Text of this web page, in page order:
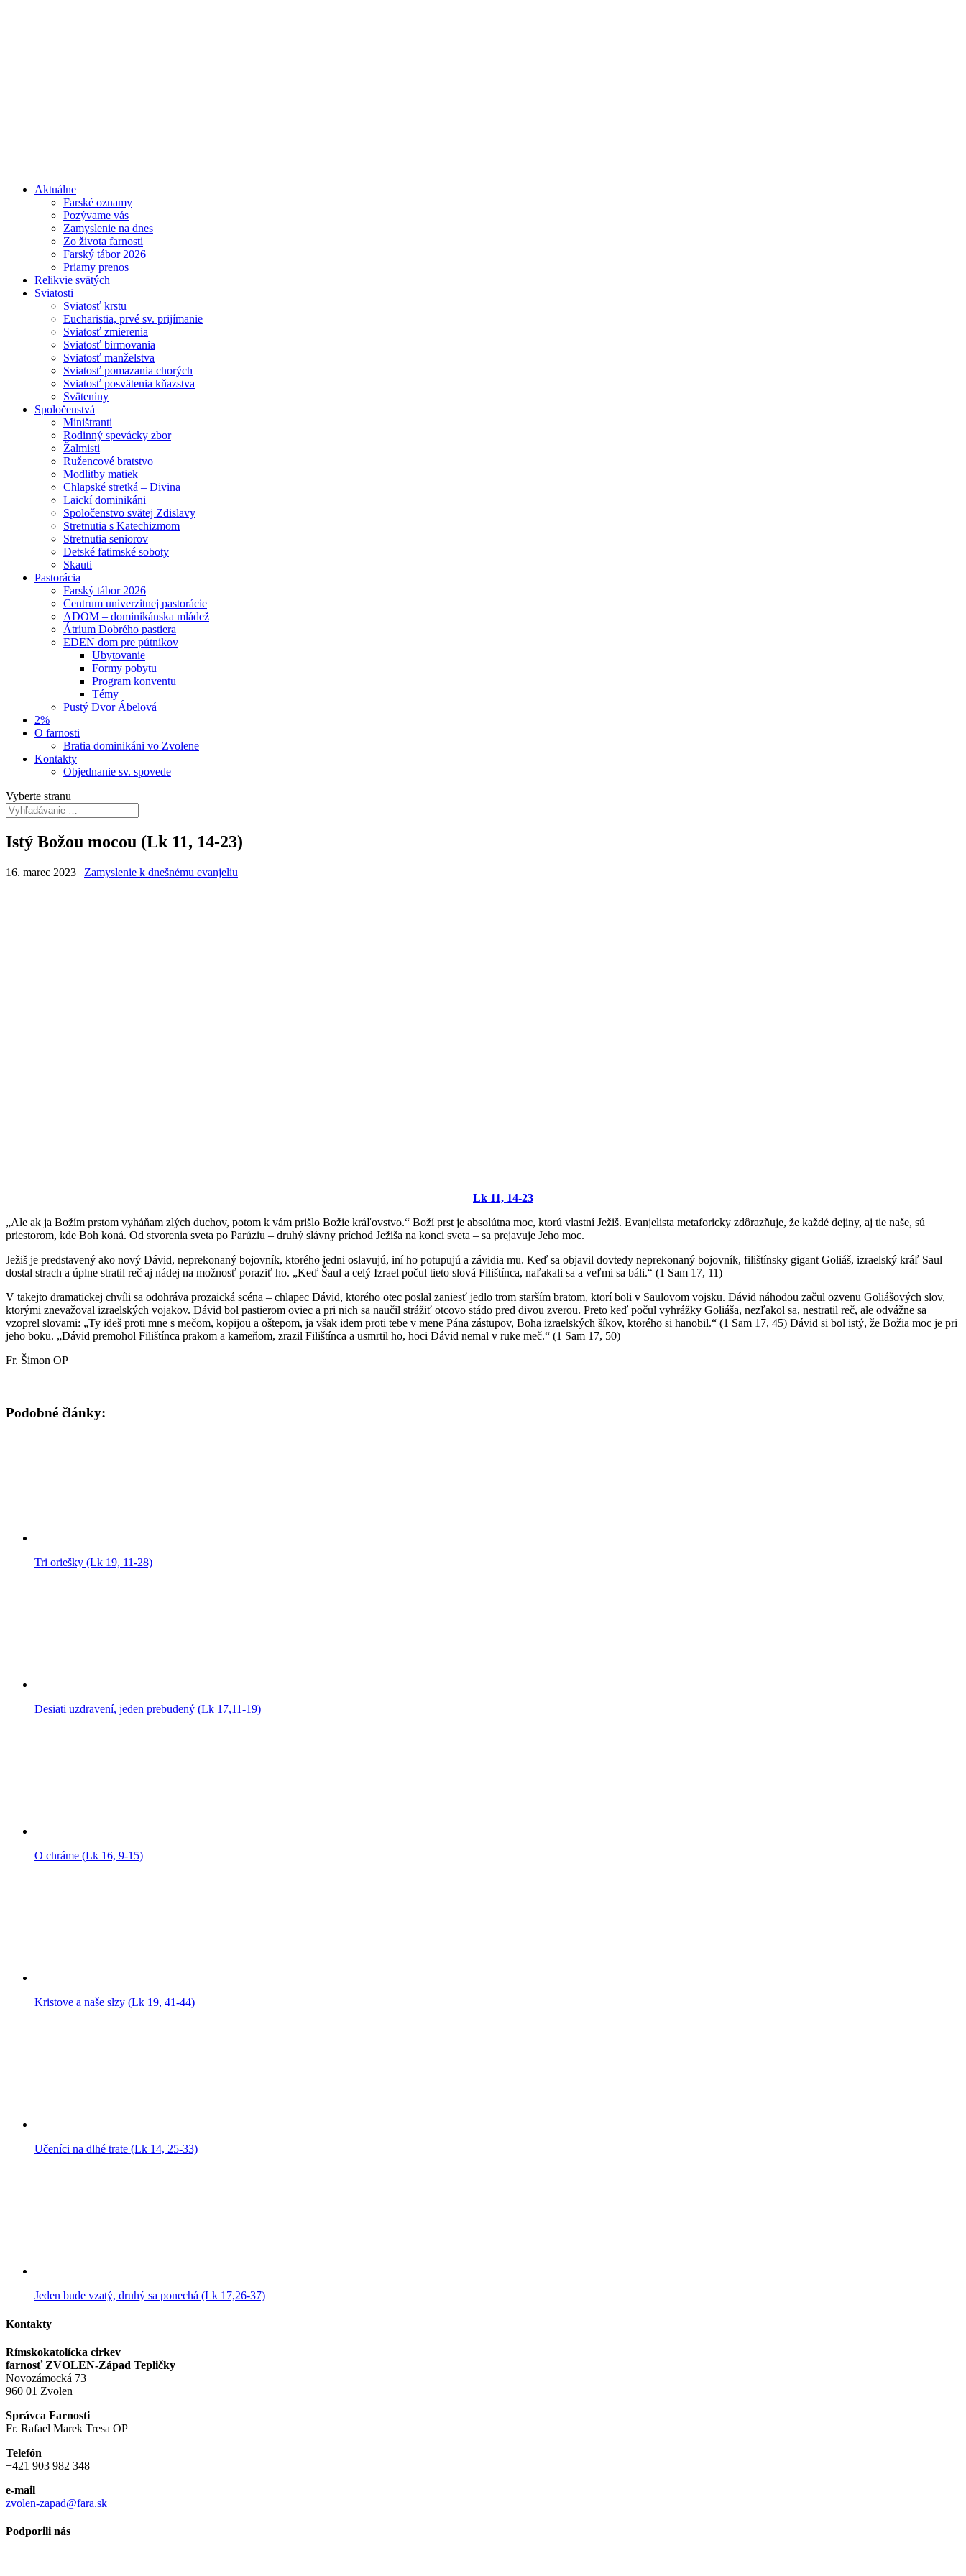
Aktuálne
Farské oznamy
Pozývame vás
Zamyslenie na dnes
Zo života farnosti
Farský tábor 2026
Priamy prenos
Relikvie svätých
Sviatosti
Sviatosť krstu
Eucharistia, prvé sv. prijímanie
Sviatosť zmierenia
Sviatosť birmovania
Sviatosť manželstva
Sviatosť pomazania chorých
Sviatosť posvätenia kňazstva
Sväteniny
Spoločenstvá
Miništranti
Rodinný spevácky zbor
Žalmisti
Ružencové bratstvo
Modlitby matiek
Chlapské stretká – Divina
Laickí dominikáni
Spoločenstvo svätej Zdislavy
Stretnutia s Katechizmom
Stretnutia seniorov
Detské fatimské soboty
Skauti
Pastorácia
Farský tábor 2026
Centrum univerzitnej pastorácie
ADOM – dominikánska mládež
Átrium Dobrého pastiera
EDEN dom pre pútnikov
Ubytovanie
Formy pobytu
Program konventu
Témy
Pustý Dvor Ábelová
2%
O farnosti
Bratia dominikáni vo Zvolene
Kontakty
Objednanie sv. spovede
Vyberte stranu
Istý Božou mocou (Lk 11, 14-23)
16. marec 2023 | Zamyslenie k dnešnému evanjeliu
Lk 11, 14-23
„Ale ak ja Božím prstom vyháňam zlých duchov, potom k vám prišlo Božie kráľovstvo.“ Boží prst je absolútna moc, ktorú vlastní Ježiš. Evanjelista metaforicky zdôrazňuje, že každé dejiny, aj tie naše, sú
priestorom, kde Boh koná. Od stvorenia sveta po Parúziu – druhý slávny príchod Ježiša na konci sveta – sa prejavuje Jeho moc.
Ježiš je predstavený ako nový Dávid, neprekonaný bojovník, ktorého jedni oslavujú, iní ho potupujú a závidia mu. Keď sa objavil dovtedy neprekonaný bojovník, filištínsky gigant Goliáš, izraelský kráľ Saul
dostal strach a úplne stratil reč aj nádej na možnosť poraziť ho. „Keď Šaul a celý Izrael počul tieto slová Filištínca, naľakali sa a veľmi sa báli.“ (1 Sam 17, 11)
V takejto dramatickej chvíli sa odohráva prozaická scéna – chlapec Dávid, ktorého otec poslal zaniesť jedlo trom starším bratom, ktorí boli v Saulovom vojsku. Dávid náhodou začul ozvenu Goliášových slov,
ktorými znevažoval izraelských vojakov. Dávid bol pastierom oviec a pri nich sa naučil strážiť otcovo stádo pred divou zverou. Preto keď počul vyhrážky Goliáša, nezľakol sa, nestratil reč, ale odvážne sa
vzoprel slovami: „Ty ideš proti mne s mečom, kopijou a oštepom, ja však idem proti tebe v mene Pána zástupov, Boha izraelských šíkov, ktorého si hanobil.“ (1 Sam 17, 45) Dávid si bol istý, že Božia moc je pri
jeho boku. „Dávid premohol Filištínca prakom a kameňom, zrazil Filištínca a usmrtil ho, hoci Dávid nemal v ruke meč.“ (1 Sam 17, 50)
Fr. Šimon OP
Podobné články:
Tri oriešky (Lk 19, 11-28)
Desiati uzdravení, jeden prebudený (Lk 17,11-19)
O chráme (Lk 16, 9-15)
Kristove a naše slzy (Lk 19, 41-44)
Učeníci na dlhé trate (Lk 14, 25-33)
Jeden bude vzatý, druhý sa ponechá (Lk 17,26-37)
Kontakty
Rímskokatolícka cirkev
farnosť ZVOLEN-Západ Tepličky
Novozámocká 73
960 01 Zvolen
Správca Farnosti
Fr. Rafael Marek Tresa OP
Telefón
+421 903 982 348
e-mail
zvolen-zapad@fara.sk
Podporili nás